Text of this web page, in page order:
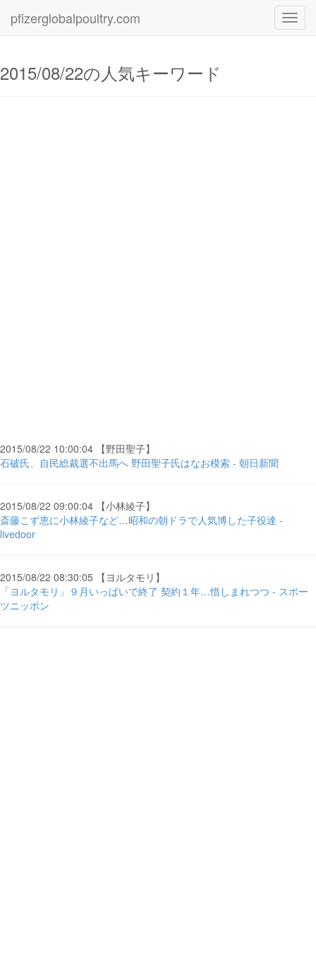
pfizerglobalpoultry.com
2015/08/22の人気キーワード
2015/08/22 10:00:04 【野田聖子】
石破氏、自民総裁選不出馬へ 野田聖子氏はなお模索 - 朝日新聞
2015/08/22 09:00:04 【小林綾子】
斎藤こず恵に小林綾子など…昭和の朝ドラで人気博した子役達 -
livedoor
2015/08/22 08:30:05 【ヨルタモリ】
「ヨルタモリ」９月いっぱいで終了 契約１年…惜しまれつつ - スポー
ツニッポン